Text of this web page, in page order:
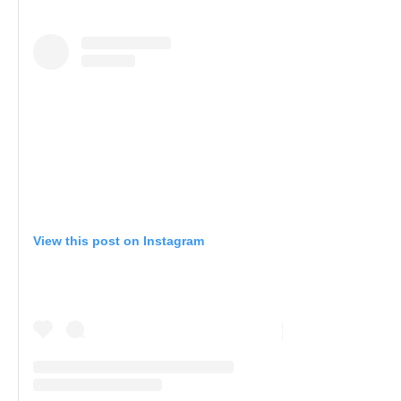
View this post on Instagram